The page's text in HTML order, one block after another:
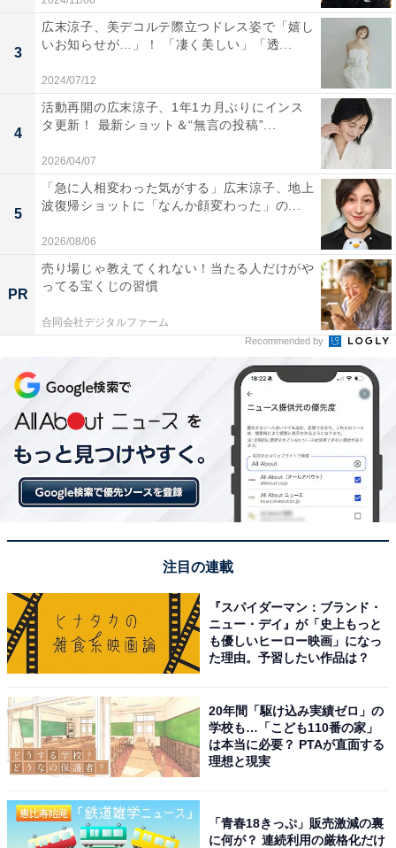
3
広末涼子、美デコルテ際立つドレス姿で「嬉し
いお知らせが…」！ 「凄く美しい」「透...
2024/07/12
4
活動再開の広末涼子、1年1カ月ぶりにインス
タ更新！ 最新ショット＆“無言の投稿”...
2026/04/07
5
「急に人相変わった気がする」広末涼子、地上
波復帰ショットに「なんか顔変わった」の...
2026/08/06
PR
売り場じゃ教えてくれない！当たる人だけがや
ってる宝くじの習慣
合同会社デジタルファーム
Recommended by
注目の連載
『スパイダーマン：ブランド・
ニュー・デイ』が「史上もっと
も優しいヒーロー映画」になっ
た理由。予習したい作品は？
20年間「駆け込み実績ゼロ」の
学校も…「こども110番の家」
は本当に必要？ PTAが直面する
理想と現実
「青春18きっぷ」販売激減の裏
に何が？ 連続利用の厳格化だけ